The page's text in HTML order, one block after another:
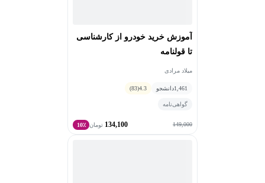
آموزش خرید خودرو از کارشناسی
تا قولنامه
میلاد مرادی
1,461دانشجو 4.3
(83)
گواهی‌نامه
149,000
134,100 تومان 10٪